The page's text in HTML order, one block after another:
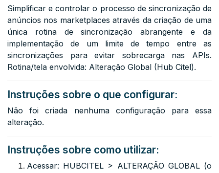
Simplificar e controlar o processo de sincronização de
anúncios nos marketplaces através da criação de uma
única rotina de sincronização abrangente e da
implementação de um limite de tempo entre as
sincronizações para evitar sobrecarga nas APIs.
Rotina/tela envolvida: Alteração Global (Hub Citel).
Instruções sobre o que configurar:
Não foi criada nenhuma configuração para essa
alteração.
Instruções sobre como utilizar:
Acessar: HUBCITEL > ALTERAÇÃO GLOBAL (o